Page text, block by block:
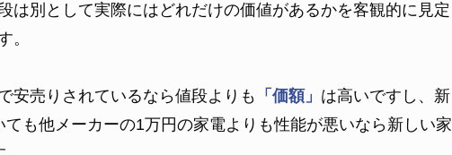
は別として実際にはどれだけの価値があるかを客観的に見定
。
安売りされているなら値段よりも 「価額」 は高いですし、新
ても他メーカーの1万円の家電よりも性能が悪いなら新しい家